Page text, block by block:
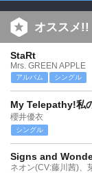
オススメ!!
StaRt
Mrs. GREEN APPLE
アルバム シングル
My Telepathy!私
櫻井優衣
シングル
Signs and
ネオン(CV:藤川茜)、